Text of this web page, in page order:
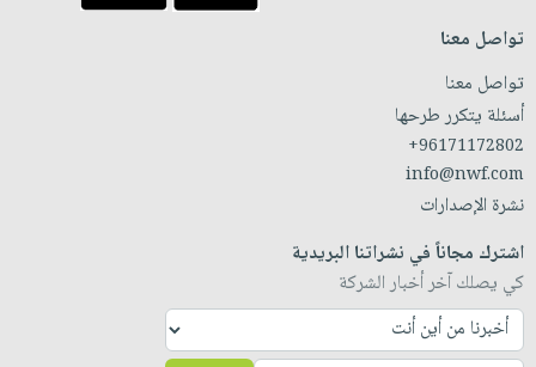
تواصل معنا
تواصل معنا
أسئلة يتكرر طرحها
+96171172802
info@nwf.com
نشرة الإصدارات
اشترك مجاناً في نشراتنا البريدية
كي يصلك آخر أخبار الشركة